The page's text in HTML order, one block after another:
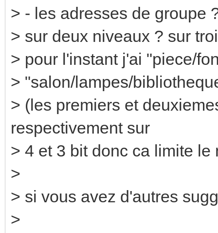
> - les adresses de groupe
> sur deux niveaux ? sur
> pour l'instant j'ai "piece/
> "salon/lampes/
> (les premiers et
respectivement sur
> 4 et 3 bit donc ca limite le
>
> si vous avez d'autres
>